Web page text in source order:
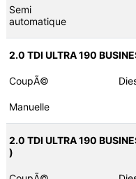
Semi
automatique
2.0 TDI ULTRA 190
CoupÃ©
Manuelle
2.0 TDI ULTRA 190
)